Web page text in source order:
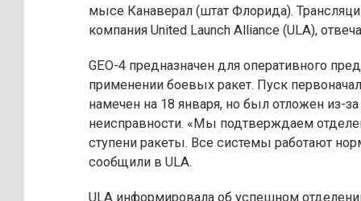
мысе Канаверал (штат Флорида).
компания United Launch Alliance (ULA),
GEO-4 предназначен для оперативного
применении боевых ракет. Пуск
намечен на 18 января, но был отложен из-за
неисправности. «Мы подтверждаем
ступени ракеты. Все системы работают
сообщили в ULA.
ULA информировала об успешном